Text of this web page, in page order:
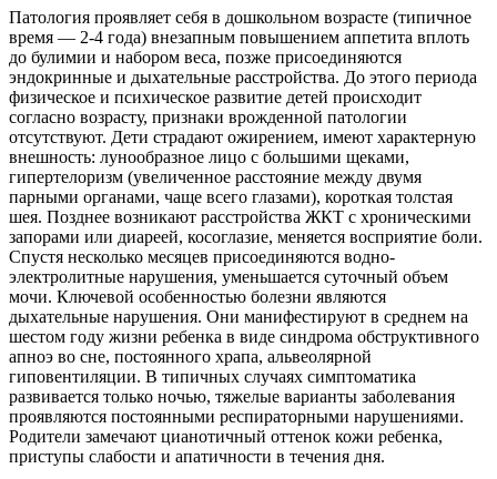
Патология проявляет себя в дошкольном возрасте (типичное
время ― 2-4 года) внезапным повышением аппетита вплоть
до булимии и набором веса, позже присоединяются
эндокринные и дыхательные расстройства. До этого периода
физическое и психическое развитие детей происходит
согласно возрасту, признаки врожденной патологии
отсутствуют. Дети страдают ожирением, имеют характерную
внешность: лунообразное лицо с большими щеками,
гипертелоризм (увеличенное расстояние между двумя
парными органами, чаще всего глазами), короткая толстая
шея. Позднее возникают расстройства ЖКТ с хроническими
запорами или диареей, косоглазие, меняется восприятие боли.
Спустя несколько месяцев присоединяются водно-
электролитные нарушения, уменьшается суточный объем
мочи. Ключевой особенностью болезни являются
дыхательные нарушения. Они манифестируют в среднем на
шестом году жизни ребенка в виде синдрома обструктивного
апноэ во сне, постоянного храпа, альвеолярной
гиповентиляции. В типичных случаях симптоматика
развивается только ночью, тяжелые варианты заболевания
проявляются постоянными респираторными нарушениями.
Родители замечают цианотичный оттенок кожи ребенка,
приступы слабости и апатичности в течения дня.